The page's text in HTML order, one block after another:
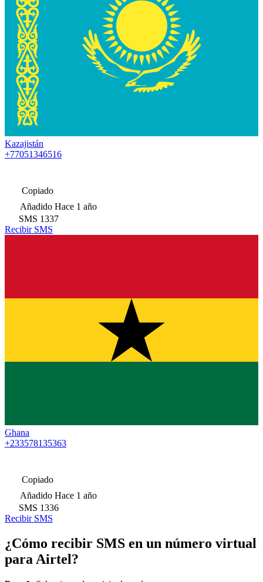
Kazajistán
+77051346516
Copiado
Añadido Hace 1 año
SMS 1337
Recibir SMS
Ghana
+233578135363
Copiado
Añadido Hace 1 año
SMS 1336
Recibir SMS
¿Cómo recibir SMS en un número virtual
para Airtel?